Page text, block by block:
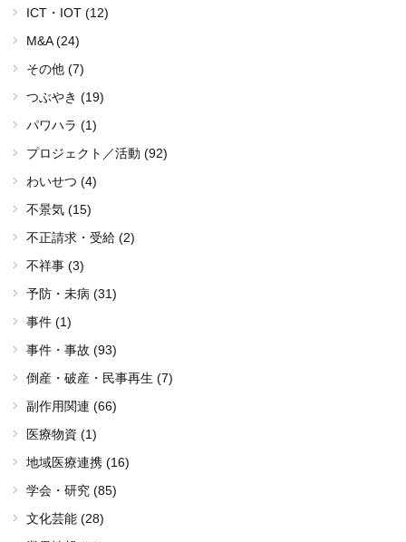
ICT・IOT (12)
M&A (24)
その他 (7)
つぶやき (19)
パワハラ (1)
プロジェクト／活動 (92)
わいせつ (4)
不景気 (15)
不正請求・受給 (2)
不祥事 (3)
予防・未病 (31)
事件 (1)
事件・事故 (93)
倒産・破産・民事再生 (7)
副作用関連 (66)
医療物資 (1)
地域医療連携 (16)
学会・研究 (85)
文化芸能 (28)